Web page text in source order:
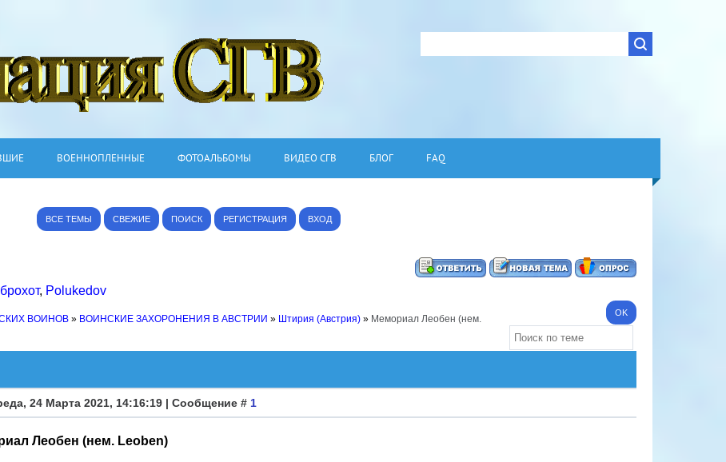
ВОЕННОПЛЕННЫЕ ФОТОАЛЬБОМЫ ВИДЕО СГВ БЛОГ FAQ
ВСЕ ТЕМЫ СВЕЖИЕ ПОИСК РЕГИСТРАЦИЯ ВХОД
, Polukedov
ВОИНОВ » ВОИНСКИЕ ЗАХОРОНЕНИЯ В АВСТРИИ » Штирия (Австрия) » Мемориал Леобен (нем.
24 Марта 2021, 14:16:19 | Сообщение # 1
Леобен (нем. Leoben)